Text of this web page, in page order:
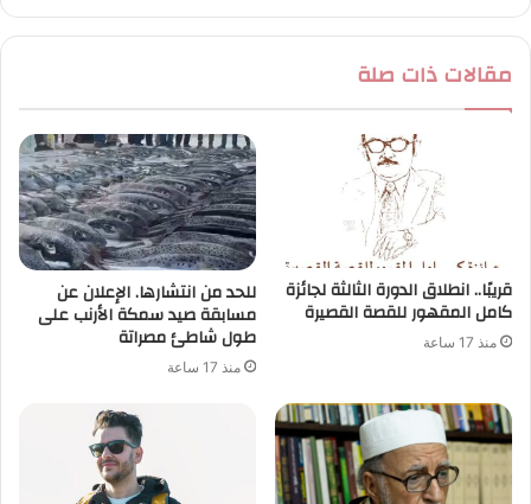
مقالات ذات صلة
قريبًا.. انطلاق الدورة الثالثة لجائزة
كامل المقهور للقصة القصيرة
منذ 17 ساعة
للحد من انتشارها. الإعلان عن
مسابقة صيد سمكة الأرنب على
طول شاطئ مصراتة
منذ 17 ساعة